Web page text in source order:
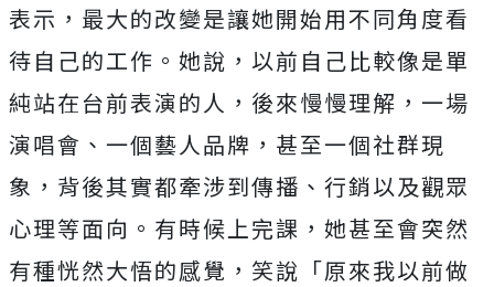
表示，最大的改變是讓她開始用不同角度看
待自己的工作。她說，以前自己比較像是單
純站在台前表演的人，後來慢慢理解，一場
演唱會、一個藝人品牌，甚至一個社群現
象，背後其實都牽涉到傳播、行銷以及觀眾
心理等面向。有時候上完課，她甚至會突然
有種恍然大悟的感覺，笑說「原來我以前做